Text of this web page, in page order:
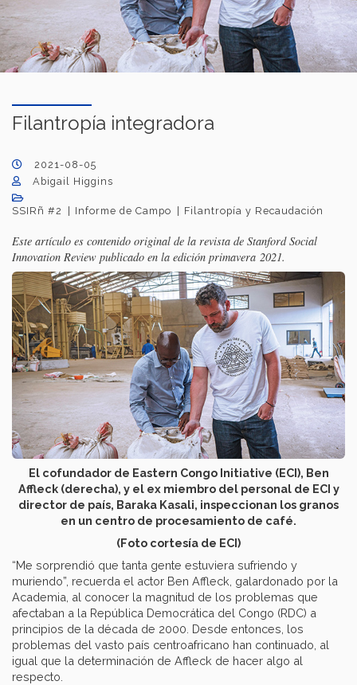
Filantropía integradora
2021-08-05
Abigail Higgins
SSIRñ #2 Informe de Campo Filantropía y Recaudación
Este artículo es contenido original de la revista de Stanford Social
Innovation Review publicado en la edición primavera 2021.
El cofundador de Eastern Congo Initiative (ECI), Ben
Affleck (derecha), y el ex miembro del personal de ECI y
director de país, Baraka Kasali, inspeccionan los granos
en un centro de procesamiento de café.
(Foto cortesía de ECI)
“Me sorprendió que tanta gente estuviera sufriendo y
muriendo”, recuerda el actor Ben Affleck, galardonado por la
Academia, al conocer la magnitud de los problemas que
afectaban a la República Democrática del Congo (RDC) a
principios de la década de 2000. Desde entonces, los
problemas del vasto país centroafricano han continuado, al
igual que la determinación de Affleck de hacer algo al
respecto.